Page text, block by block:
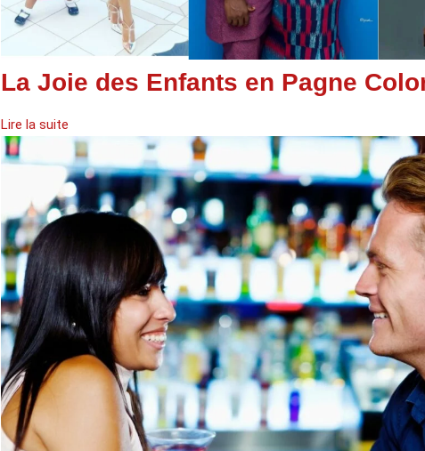
La Joie des Enfants en Pagne
Lire la suite